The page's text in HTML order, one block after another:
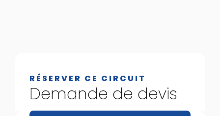
RÉSERVER CE CIRCUIT
Demande de devis